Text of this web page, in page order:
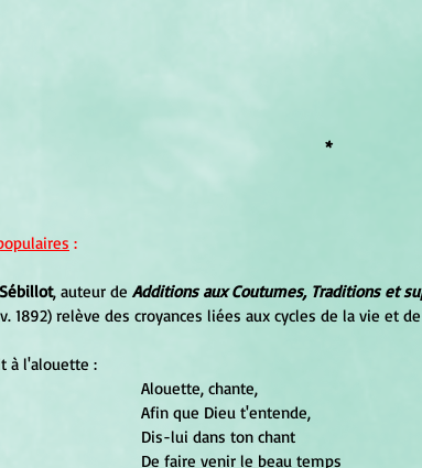
*
:
, auteur de Additions aux Coutumes, Traditions et
1892) relève des croyances liées aux cycles de la vie et
à l'alouette :
					Alouette, chante,
					Afin que Dieu t'entende,
					Dis-lui dans ton chant
					De faire venir le beau temps